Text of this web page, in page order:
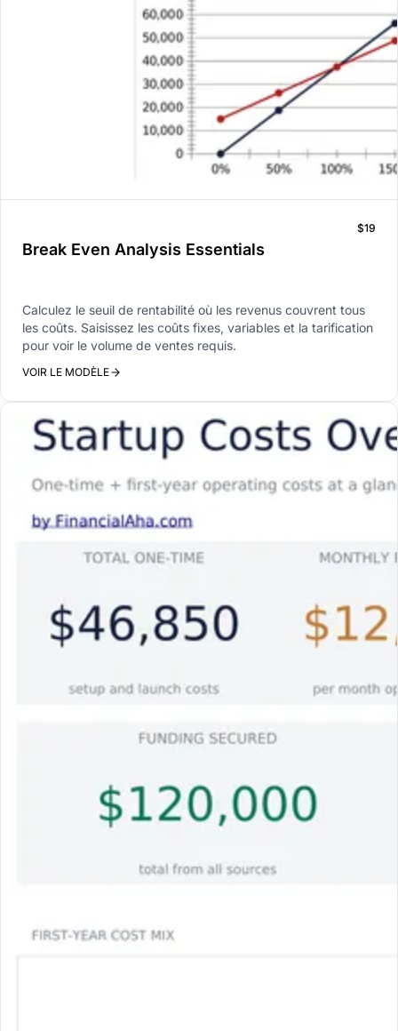
Break Even Analysis Essentials
$19
Calculez le seuil de rentabilité où les revenus couvrent tous
les coûts. Saisissez les coûts fixes, variables et la tarification
pour voir le volume de ventes requis.
VOIR LE MODÈLE